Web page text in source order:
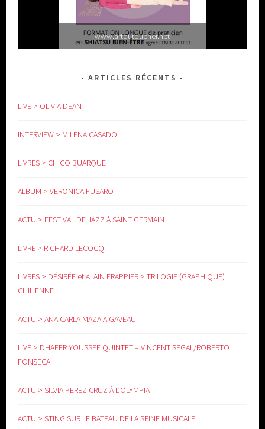
www.artdutoucher.net
ARTICLES RÉCENTS
LIVE > OLIVIA DEAN
INTERVIEW > MILENA CASADO
LIVRES > CHICO BUARQUE
ALBUM > VERONICA FUSARO
ACTU > FESTIVAL DE JAZZ À SAINT GERMAIN
LIVRE > RICHARD LECOCQ
LIVRES > DÉSIRÉE et ALAIN FRAPPIER > TRILOGIE (GRAPHIQUE)
CHILIENNE
ACTU > ANA CARLA MAZA A GAVEAU
LIVE > DHAFER YOUSSEF QUINTET – VINCENT SEGAL/ROBERTO
FONSECA
ACTU > SILVIA PEREZ CRUZ À L’OLYMPIA
ACTU > STING SUR LE BATEAU DE LA SEINE MUSICALE